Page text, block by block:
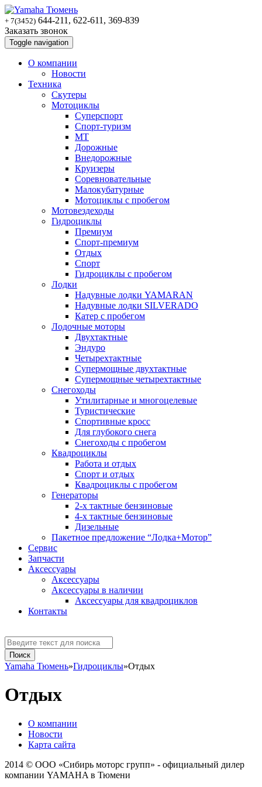
+ 7(3452) 644-211, 622-611, 369-839
Заказать звонок
Toggle navigation
О компании
Новости
Техника
Скутеры
Мотоциклы
Суперспoрт
Спорт-туризм
MT
Дорожные
Внедорожные
Круизеры
Соревновательные
Малокубатурные
Мотоциклы с пробегом
Мотовездеходы
Гидроциклы
Премиум
Спорт-премиум
Отдых
Спорт
Гидроциклы с пробегом
Лодки
Надувные лодки YAMARAN
Надувные лодки SILVERADO
Катер с пробегом
Лодочные моторы
Двухтактные
Эндуро
Четырехтактные
Супермощные двухтактные
Супермощные четырехтактные
Снегоходы
Утилитарные и многоцелевые
Туристические
Спортивные кросс
Для глубокого снега
Снегоходы с пробегом
Квадроциклы
Работа и отдых
Спорт и отдых
Квадроциклы с пробегом
Генераторы
2-х тактные бензиновые
4-х тактные бензиновые
Дизельные
Пакетное предложение “Лодка+Мотор”
Сервис
Запчасти
Аксессуaры
Аксессуары
Аксессуары в наличии
Аксессуары для квадроциклов
Контакты
Yamaha Тюмень»Гидроциклы»Отдых
Отдых
О компании
Новости
Карта сайта
2014 © ООО «Сибирь моторс групп» - официальный дилер
компании YAMAHA в Тюмени